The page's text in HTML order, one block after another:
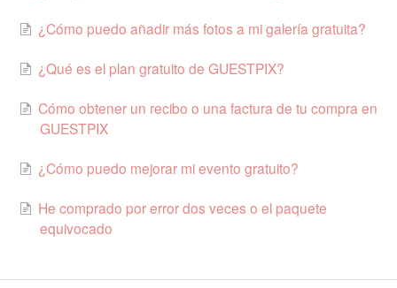
¿Cómo puedo añadir más fotos a mi galería gratuita?
¿Qué es el plan gratuito de GUESTPIX?
Cómo obtener un recibo o una factura de tu compra en
GUESTPIX
¿Cómo puedo mejorar mi evento gratuito?
He comprado por error dos veces o el paquete
equivocado